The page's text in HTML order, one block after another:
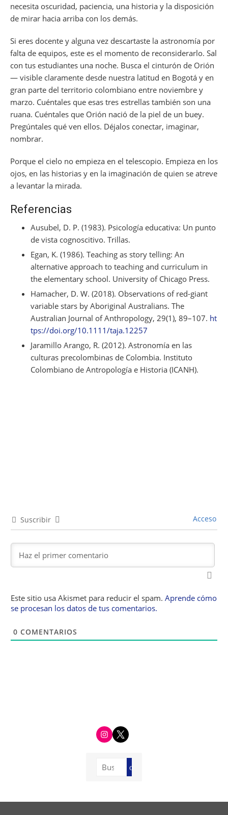
necesita oscuridad, paciencia, una historia y la disposición
de mirar hacia arriba con los demás.
Si eres docente y alguna vez descartaste la astronomía por
falta de equipos, este es el momento de reconsiderarlo. Sal
con tus estudiantes una noche. Busca el cinturón de Orión
— visible claramente desde nuestra latitud en Bogotá y en
gran parte del territorio colombiano entre noviembre y
marzo. Cuéntales que esas tres estrellas también son una
ruana. Cuéntales que Orión nació de la piel de un buey.
Pregúntales qué ven ellos. Déjalos conectar, imaginar,
nombrar.
Porque el cielo no empieza en el telescopio. Empieza en los
ojos, en las historias y en la imaginación de quien se atreve
a levantar la mirada.
Referencias
Ausubel, D. P. (1983). Psicología educativa: Un punto
de vista cognoscitivo. Trillas.
Egan, K. (1986). Teaching as story telling: An
alternative approach to teaching and curriculum in
the elementary school. University of Chicago Press.
Hamacher, D. W. (2018). Observations of red-giant
variable stars by Aboriginal Australians. The
Australian Journal of Anthropology, 29(1), 89–107. ht
tps://doi.org/10.1111/taja.12257
Jaramillo Arango, R. (2012). Astronomía en las
culturas precolombinas de Colombia. Instituto
Colombiano de Antropología e Historia (ICANH).
Suscribir Acceso
Este sitio usa Akismet para reducir el spam. Aprende cómo
se procesan los datos de tus comentarios.
0 COMENTARIOS
i
n
s
r
t
w
i
Buscar:
Buscar